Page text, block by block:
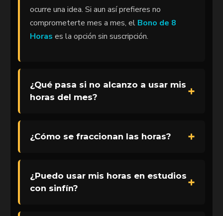
ocurre una idea. Si aun así prefieres no
comprometerte mes a mes, el Bono de 8
Horas es la opción sin suscripción.
¿Qué pasa si no alcanzo a usar mis
horas del mes?
¿Cómo se fraccionan las horas?
¿Puedo usar mis horas en estudios
con sinfín?